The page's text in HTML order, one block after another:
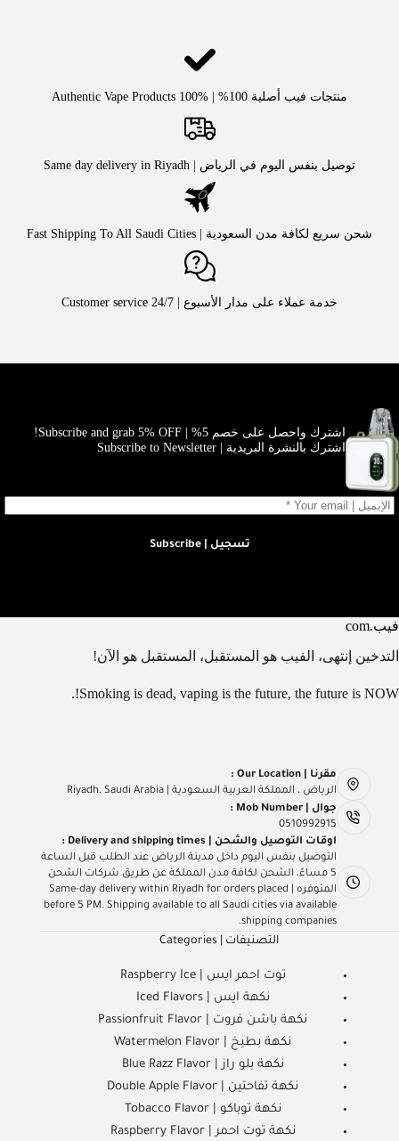
منتجات فيب أصلية 100% | Authentic Vape Products 100%
توصيل بنفس اليوم في الرياض | Same day delivery in Riyadh
شحن سريع لكافة مدن السعودية | Fast Shipping To All Saudi Cities
خدمة عملاء على مدار الأسبوع | Customer service 24/7
اشترك واحصل على خصم 5% | Subscribe and grab 5% OFF!
اشترك بالنشرة البريدية | Subscribe to Newsletter
تسجيل | Subscribe
فيب.com
التدخين إنتهى، الفيب هو المستقبل، المستقبل هو الآن!
Smoking is dead, vaping is the future, the future is NOW!.
مقرنا | Our Location :
الرياض ، المملكة العربية السعودية | Riyadh, Saudi Arabia
جوال | Mob Number :
0510992915
اوقات التوصيل والشحن | Delivery and shipping times :
التوصيل بنفس اليوم داخل مدينة الرياض عند الطلب قبل الساعة
5 مساءً، الشحن لكافة مدن المملكة عن طريق شركات الشحن
المتوفره | Same-day delivery within Riyadh for orders placed
before 5 PM. Shipping available to all Saudi cities via available
shipping companies.
التصنيفات | Categories
توت احمر ايس | Raspberry Ice
نكهة ايس | Iced Flavors
نكهة باشن فروت | Passionfruit Flavor
نكهة بطيخ | Watermelon Flavor
نكهة بلو راز | Blue Razz Flavor
نكهة تفاحتين | Double Apple Flavor
نكهة توباكو | Tobacco Flavor
نكهة توت احمر | Raspberry Flavor